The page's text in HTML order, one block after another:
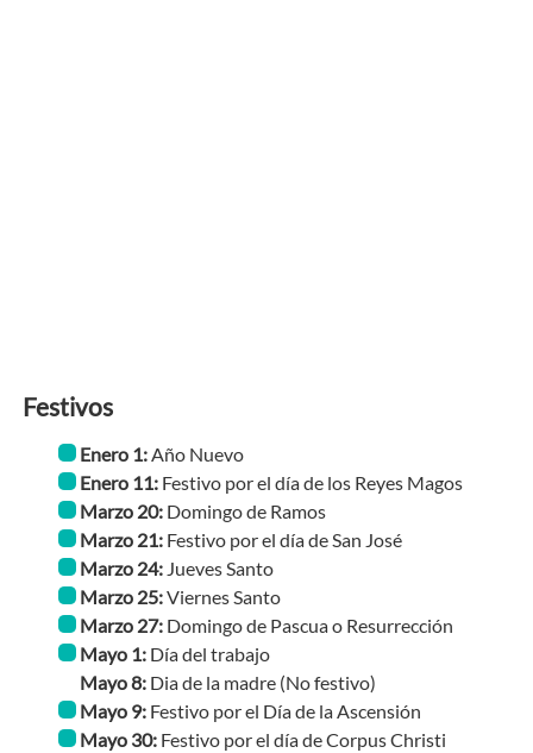
Festivos
Enero 1:Año Nuevo
Enero 11: Festivo por el día de los Reyes Magos
Marzo 20: Domingo de Ramos
Marzo 21: Festivo por el día de San José
Marzo 24: Jueves Santo
Marzo 25:Viernes Santo
Marzo 27: Domingo de Pascua o Resurrección
Mayo 1: Día del trabajo
Mayo 8: Dia de la madre(No festivo)
Mayo 9: Festivo por el Día de la Ascensión
Mayo 30: Festivo por el día de Corpus Christi